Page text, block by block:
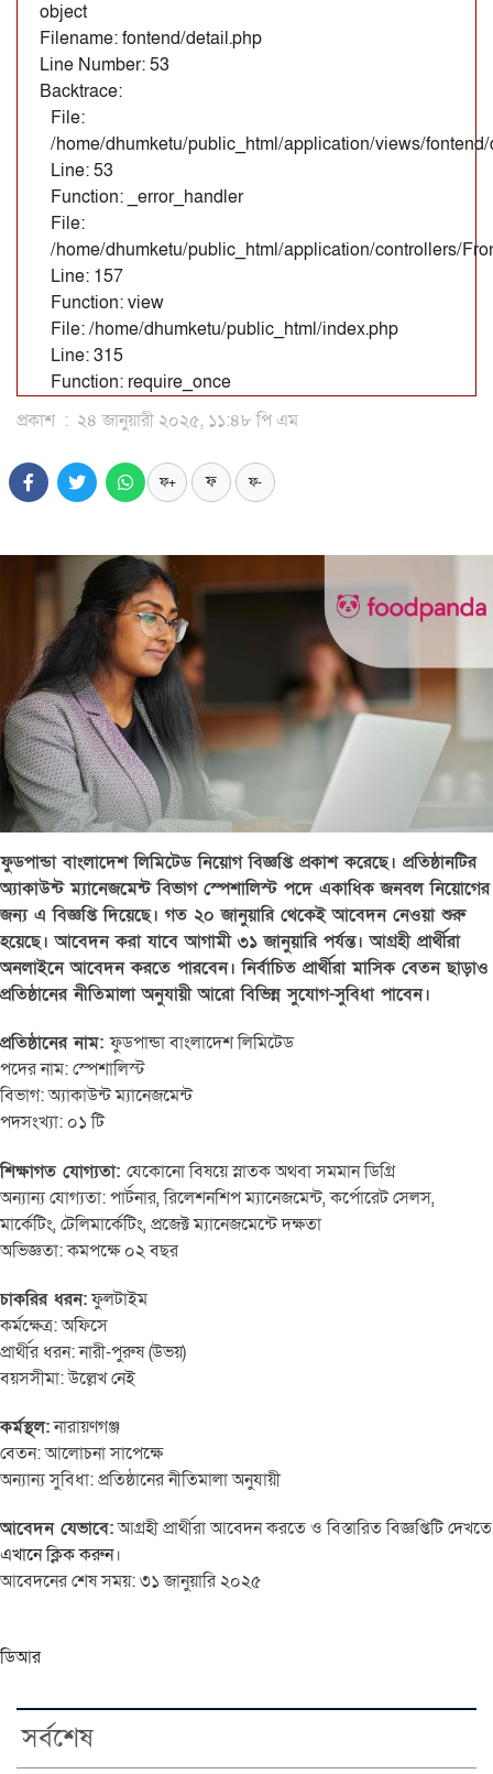
object
Filename: fontend/detail.php
Line Number: 53
Backtrace:
File:
/home/dhumketu/public_html/application/views/
Line: 53
Function: _error_handler
File:
/home/dhumketu/public_html/application/controllers/
Line: 157
Function: view
File: /home/dhumketu/public_html/index.php
Line: 315
Function: require_once
প্রকাশ : ২৪ জানুয়ারী ২০২৫, ১১:৪৮ পি এম
ফ+ ফ ফ-
ফুডপান্ডা বাংলাদেশ লিমিটেড নিয়োগ বিজ্ঞপ্তি প্রকাশ করেছে। প্রতিষ্ঠানটির
অ্যাকাউন্ট ম্যানেজমেন্ট বিভাগ স্পেশালিস্ট পদে একাধিক জনবল নিয়োগের
জন্য এ বিজ্ঞপ্তি দিয়েছে। গত ২০ জানুয়ারি থেকেই আবেদন নেওয়া শুরু
হয়েছে। আবেদন করা যাবে আগামী ৩১ জানুয়ারি পর্যন্ত। আগ্রহী প্রার্থীরা
অনলাইনে আবেদন করতে পারবেন। নির্বাচিত প্রার্থীরা মাসিক বেতন ছাড়াও
প্রতিষ্ঠানের নীতিমালা অনুযায়ী আরো বিভিন্ন সুযোগ-সুবিধা পাবেন।
প্রতিষ্ঠানের নাম:ফুডপান্ডা বাংলাদেশ লিমিটেড
পদের নাম: স্পেশালিস্ট
বিভাগ: অ্যাকাউন্ট ম্যানেজমেন্ট
পদসংখ্যা: ০১ টি
শিক্ষাগত যোগ্যতা: যেকোনো বিষয়ে স্নাতক অথবা সমমান ডিগ্রি
অন্যান্য যোগ্যতা: পার্টনার, রিলেশনশিপ ম্যানেজমেন্ট, কর্পোরেট সেলস,
মার্কেটিং, টেলিমার্কেটিং, প্রজেক্ট ম্যানেজমেন্টে দক্ষতা
অভিজ্ঞতা: কমপক্ষে ০২ বছর
চাকরির ধরন:ফুলটাইম
কর্মক্ষেত্র: অফিসে
প্রার্থীর ধরন: নারী-পুরুষ (উভয়)
বয়সসীমা: উল্লেখ নেই
কর্মস্থল:নারায়ণগঞ্জ
বেতন: আলোচনা সাপেক্ষে
অন্যান্য সুবিধা: প্রতিষ্ঠানের নীতিমালা অনুযায়ী
আবেদন যেভাবে:আগ্রহী প্রার্থীরা আবেদন করতে ও বিস্তারিত বিজ্ঞপ্তিটি দেখতে
এখানে ক্লিক করুন।
আবেদনের শেষ সময়: ৩১ জানুয়ারি ২০২৫
ডিআর
সর্বশেষ